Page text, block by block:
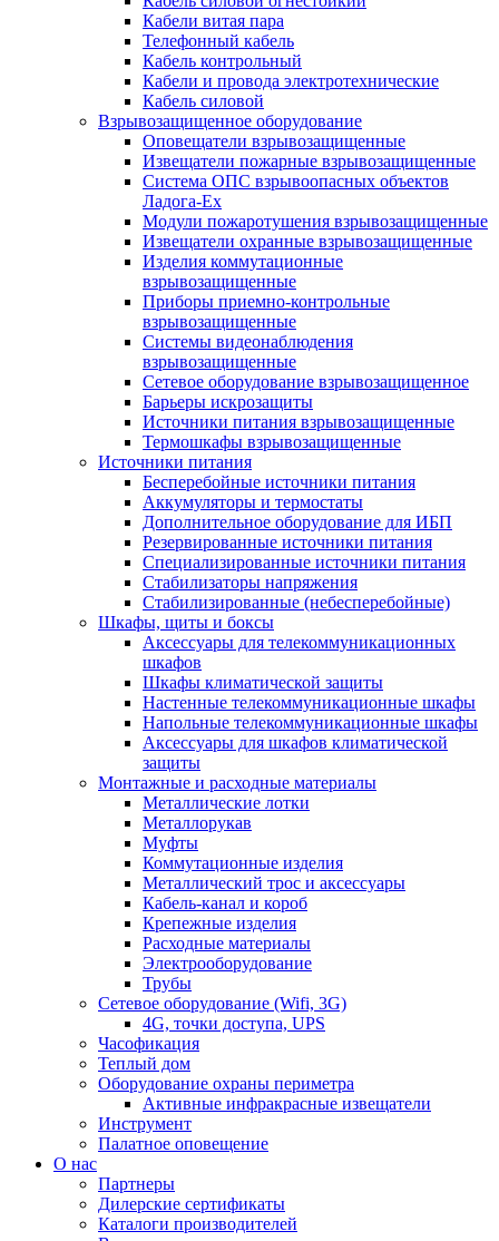
Кабели витая пара
Телефонный кабель
Кабель контрольный
Кабели и провода электротехнические
Кабель силовой
Взрывозащищенное оборудование
Оповещатели взрывозащищенные
Извещатели пожарные взрывозащищенные
Система ОПС взрывоопасных объектов
Ладога-Ex
Модули пожаротушения взрывозащищенные
Извещатели охранные взрывозащищенные
Изделия коммутационные
взрывозащищенные
Приборы приемно-контрольные
взрывозащищенные
Системы видеонаблюдения
взрывозащищенные
Сетевое оборудование взрывозащищенное
Барьеры искрозащиты
Источники питания взрывозащищенные
Термошкафы взрывозащищенные
Источники питания
Бесперебойные источники питания
Аккумуляторы и термостаты
Дополнительное оборудование для ИБП
Резервированные источники питания
Специализированные источники питания
Стабилизаторы напряжения
Стабилизированные (небесперебойные)
Шкафы, щиты и боксы
Аксессуары для телекоммуникационных
шкафов
Шкафы климатической защиты
Настенные телекоммуникационные шкафы
Напольные телекоммуникационные шкафы
Аксессуары для шкафов климатической
защиты
Монтажные и расходные материалы
Металлические лотки
Металлорукав
Муфты
Коммутационные изделия
Металлический трос и аксессуары
Кабель-канал и короб
Крепежные изделия
Расходные материалы
Электрооборудование
Трубы
Сетевое оборудование (Wifi, 3G)
4G, точки доступа, UPS
Часофикация
Теплый дом
Оборудование охраны периметра
Активные инфракрасные извещатели
Инструмент
Палатное оповещение
О нас
Партнеры
Дилерские сертификаты
Каталоги производителей